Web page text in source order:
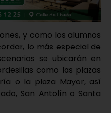
y como los alumnos
lo más especial de
se ubicarán en
como las plazas
o la plaza Mayor, así
San Antolín o Santa